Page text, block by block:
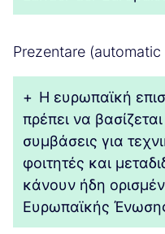
Prezentare (automatic
+ Η ευρωπαϊκή
πρέπει να
συμβάσεις για
φοιτητές και
κάνουν ήδη
Ευρωπαϊκής